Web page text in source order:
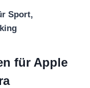
Sport,
für Apple